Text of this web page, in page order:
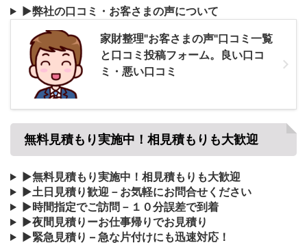
▶弊社の口コミ・お客さまの声について
家財整理"お客さまの声"口コミ一覧
と口コミ投稿フォーム。良い口コ
ミ・悪い口コミ
無料見積もり実施中！相見積もりも大歓迎
▶無料見積もり実施中！相見積もりも大歓迎
▶土日見積り歓迎－お気軽にお問合せください
▶時間指定でご訪問－１０分誤差で到着
▶夜間見積りーお仕事帰りでお見積り
▶緊急見積り – 急な片付けにも迅速対応！